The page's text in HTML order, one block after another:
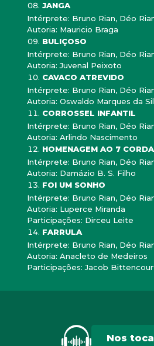
JANGA
Intérprete: Bruno Rian, Déo
Autoria: Mauricio Braga
BULIÇOSO
Intérprete: Bruno Rian, Déo
Autoria: Juvenal Peixoto
CAVACO ATREVIDO
Intérprete: Bruno Rian, Déo
Autoria: Oswaldo Marques da
CORROSSEL INFANTIL
Intérprete: Bruno Rian, Déo
Autoria: Arlindo Nascimento
HOMENAGEM AO 7
Intérprete: Bruno Rian, Déo
Autoria: Damázio B. S. Filho
FOI UM SONHO
Intérprete: Bruno Rian, Déo
Autoria: Luperce Miranda
Participações: Dirceu Leite
FARRULA
Intérprete: Bruno Rian, Déo
Autoria: Anacleto de Medeiros
Participações: Jacob
Nos